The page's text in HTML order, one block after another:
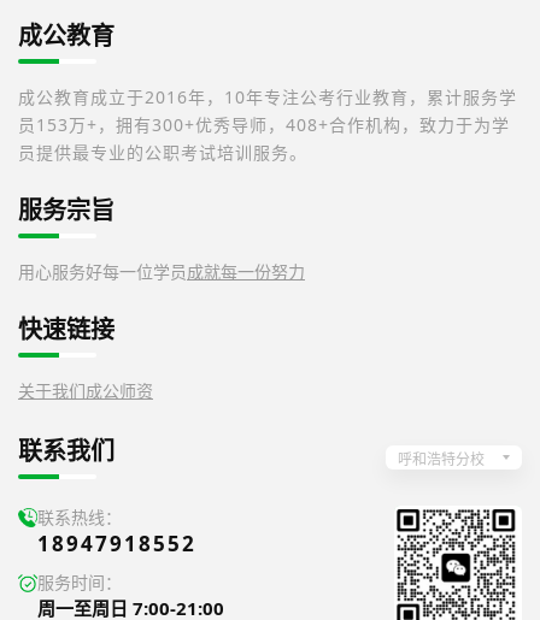
成公教育
成公教育成立于2016年，10年专注公考行业教育，累计服务学
员153万+，拥有300+优秀导师，408+合作机构，致力于为学
员提供最专业的公职考试培训服务。
服务宗旨
用心服务好每一位学员成就每一份努力
快速链接
关于我们成公师资
联系我们 呼和浩特分校
联系热线：
18947918552
服务时间：
周一至周日 7:00-21:00